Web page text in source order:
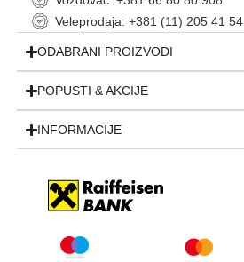
Veleprodaja: +381 (11) 205 41 54
ODABRANI PROIZVODI
POPUSTI & AKCIJE
INFORMACIJE